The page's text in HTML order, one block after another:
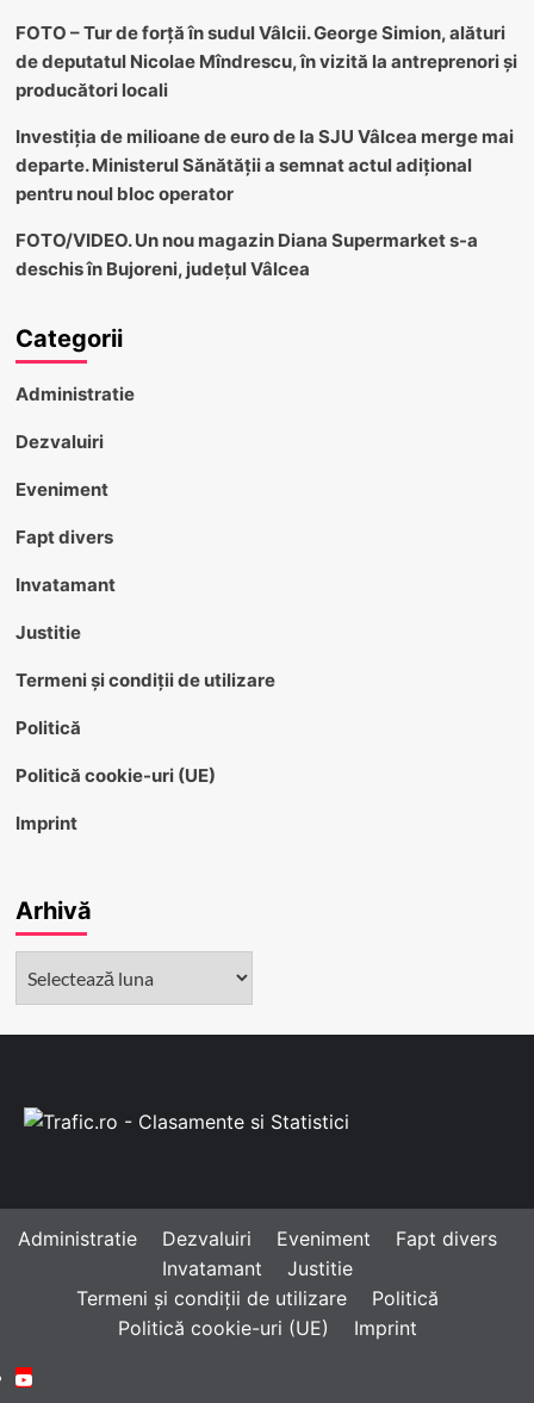
FOTO – Tur de forță în sudul Vâlcii. George Simion, alături
de deputatul Nicolae Mîndrescu, în vizită la antreprenori și
producători locali
Investiția de milioane de euro de la SJU Vâlcea merge mai
departe. Ministerul Sănătății a semnat actul adițional
pentru noul bloc operator
FOTO/VIDEO. Un nou magazin Diana Supermarket s-a
deschis în Bujoreni, județul Vâlcea
Categorii
Administratie
Dezvaluiri
Eveniment
Fapt divers
Invatamant
Justitie
Termeni și condiții de utilizare
Politică
Politică cookie-uri (UE)
Imprint
Arhivă
Administratie Dezvaluiri Eveniment
Fapt divers
Invatamant
Justitie
Termeni și condiții de utilizare
Politică
Politică cookie-uri (UE)
Imprint
Youtube